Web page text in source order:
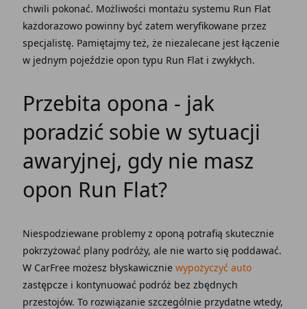
chwili pokonać. Możliwości montażu systemu Run Flat
każdorazowo powinny być zatem weryfikowane przez
specjalistę. Pamiętajmy też, że niezalecane jest łączenie
w jednym pojeździe opon typu Run Flat i zwykłych.
Przebita opona - jak
poradzić sobie w sytuacji
awaryjnej, gdy nie masz
opon Run Flat?
Niespodziewane problemy z oponą potrafią skutecznie
pokrzyżować plany podróży, ale nie warto się poddawać.
W CarFree możesz błyskawicznie wypożyczyć auto
zastępcze i kontynuować podróż bez zbędnych
przestojów. To rozwiązanie szczególnie przydatne wtedy,